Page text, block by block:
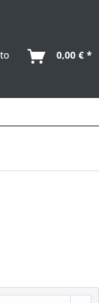
0,00 € *